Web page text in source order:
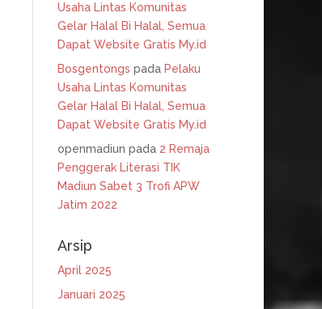
Usaha Lintas Komunitas
Gelar Halal Bi Halal, Semua
Dapat Website Gratis My.id
Bosgentongs pada Pelaku
Usaha Lintas Komunitas
Gelar Halal Bi Halal, Semua
Dapat Website Gratis My.id
openmadiun pada 2 Remaja
Penggerak Literasi TIK
Madiun Sabet 3 Trofi APW
Jatim 2022
Arsip
April 2025
Januari 2025